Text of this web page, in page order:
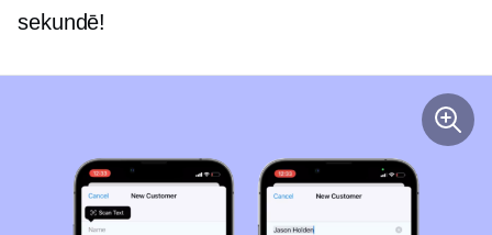
sekundē!